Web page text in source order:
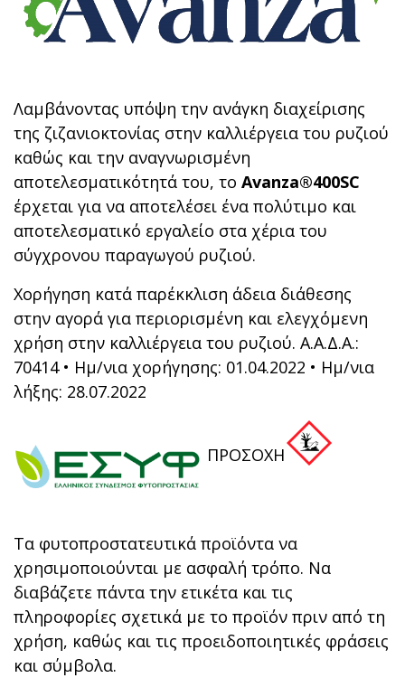
Λαμβάνοντας υπόψη την ανάγκη διαχείρισης
της ζιζανιοκτονίας στην καλλιέργεια του ρυζιού
καθώς και την αναγνωρισμένη
αποτελεσματικότητά του, το Avanza®400SC
έρχεται για να αποτελέσει ένα πολύτιμο και
αποτελεσματικό εργαλείο στα χέρια του
σύγχρονου παραγωγού ρυζιού.
Χορήγηση κατά παρέκκλιση άδεια διάθεσης
στην αγορά για περιορισμένη και ελεγχόμενη
χρήση στην καλλιέργεια του ρυζιού. Α.Α.Δ.Α.:
70414 • Ημ/νια χορήγησης: 01.04.2022 • Ημ/νια
λήξης: 28.07.2022
ΠΡΟΣΟΧΗ
Τα φυτοπροστατευτικά προϊόντα να
χρησιμοποιούνται με ασφαλή τρόπο. Να
διαβάζετε πάντα την ετικέτα και τις
πληροφορίες σχετικά με το προϊόν πριν από τη
χρήση, καθώς και τις προειδοποιητικές φράσεις
και σύμβολα.